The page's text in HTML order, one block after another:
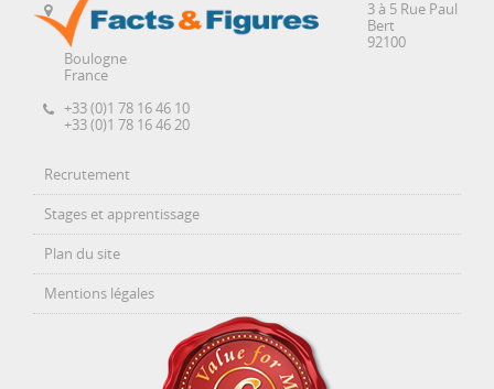
3 à 5 Rue Paul
Bert
92100
Boulogne
France
+33 (0)1 78 16 46 10
+33 (0)1 78 16 46 20
Recrutement
Stages et apprentissage
Plan du site
Mentions légales